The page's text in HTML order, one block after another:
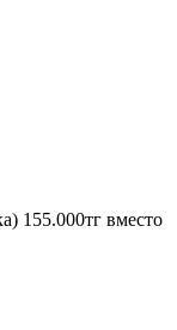
155.000тг вместо